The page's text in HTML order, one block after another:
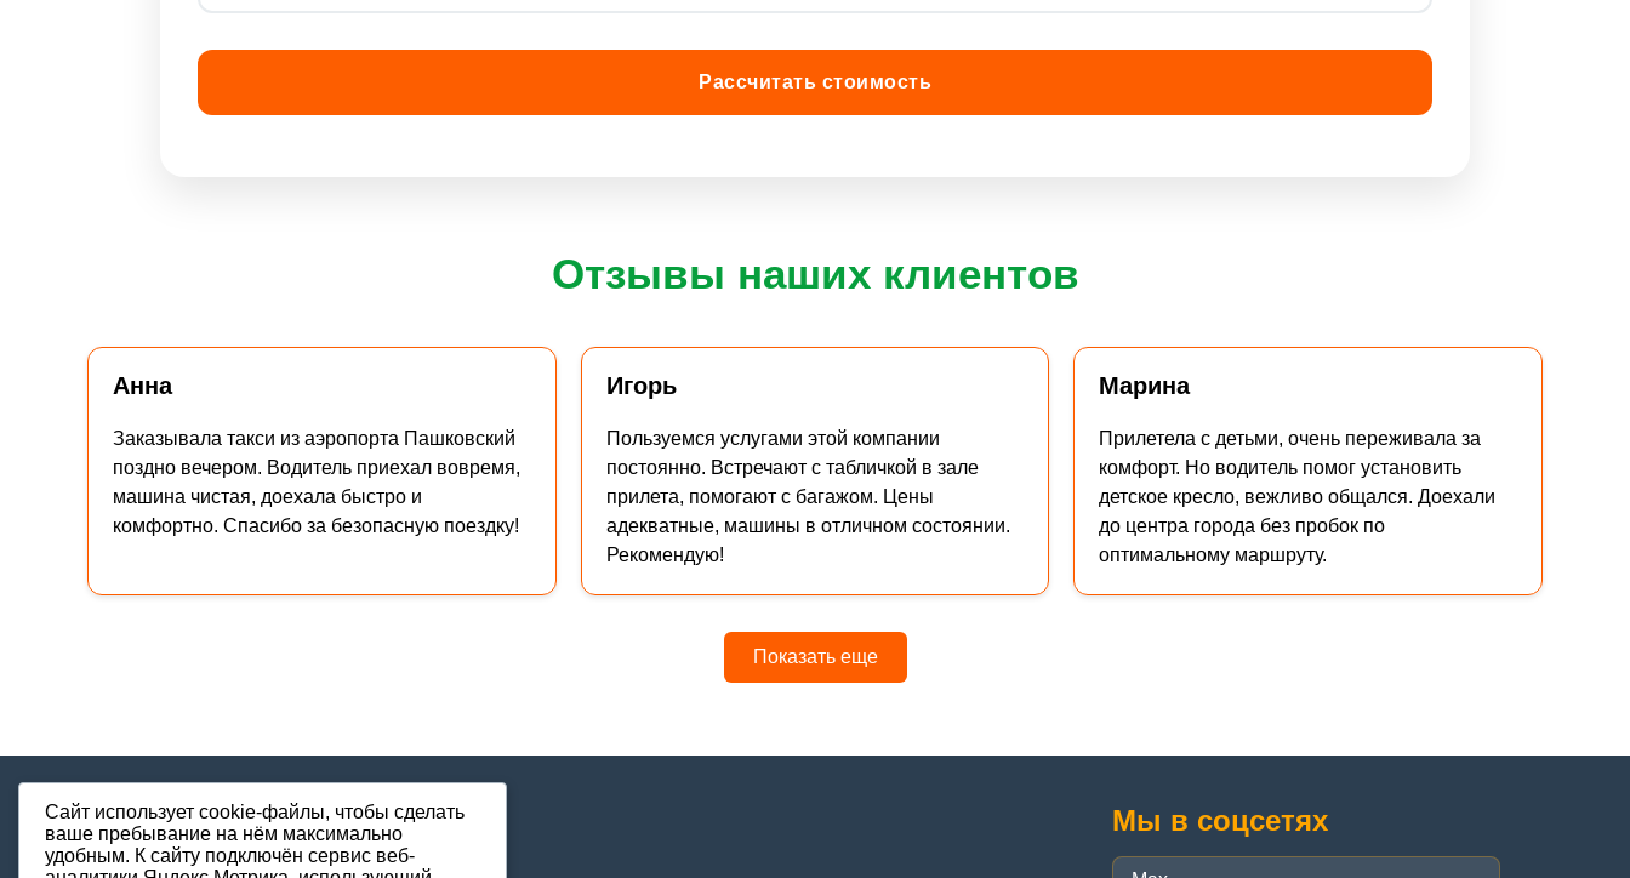
Рассчитать стоимость
Отзывы наших клиентов
Анна
Заказывала такси из аэропорта Пашковский
поздно вечером. Водитель приехал вовремя,
машина чистая, доехала быстро и
комфортно. Спасибо за безопасную поездку!
Игорь
Пользуемся услугами этой компании
постоянно. Встречают с табличкой в зале
прилета, помогают с багажом. Цены
адекватные, машины в отличном состоянии.
Рекомендую!
Марина
Прилетела с детьми, очень переживала за
комфорт. Но водитель помог установить
детское кресло, вежливо общался. Доехали
до центра города без пробок по
оптимальному маршруту.
Показать еще
+79994448885
Круглосуточно без выходных
Мы в соцсетях
Сайт использует cookie-файлы, чтобы сделать
ваше пребывание на нём максимально
удобным. К cайту подключён сервис веб-